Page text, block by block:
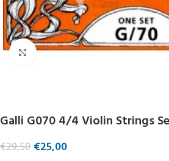
Click to enlarge
Galli G070 4/4 Violin Strings
€29,50 €25,00